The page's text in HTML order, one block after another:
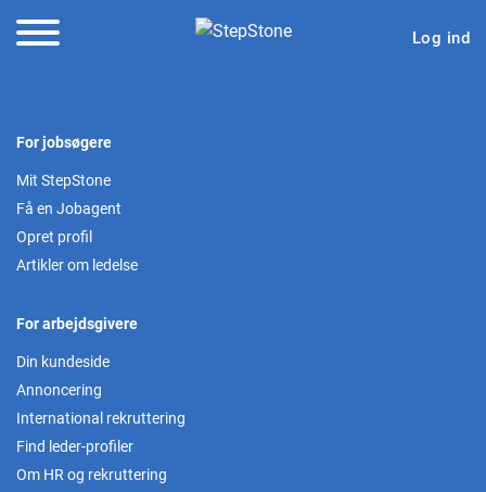
Log ind
For jobsøgere
Mit StepStone
Få en Jobagent
Opret profil
Artikler om ledelse
For arbejdsgivere
Din kundeside
Annoncering
International rekruttering
Find leder-profiler
Om HR og rekruttering